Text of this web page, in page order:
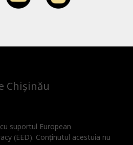
Chișinău
suportul European
(EED). Conținutul acestuia nu